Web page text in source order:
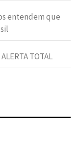
entendem que
TOTAL